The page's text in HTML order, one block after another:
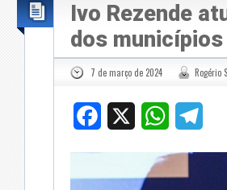
Ivo Rezende
dos
7 de março de 2024 Rogério
Facebook WhatsApp